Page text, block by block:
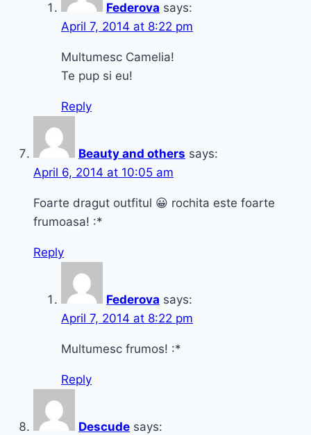
Federova says:
April 7, 2014 at 8:22 pm
Multumesc Camelia!
Te pup si eu!
Reply
Beauty and others says:
April 6, 2014 at 10:05 am
Foarte dragut outfitul 😀 rochita este foarte
frumoasa! :*
Reply
Federova says:
April 7, 2014 at 8:22 pm
Multumesc frumos! :*
Reply
Descude says: